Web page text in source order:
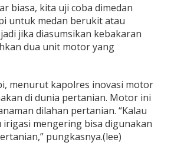
biasa, kita uji coba dimedan
untuk medan berukit atau
jika diasumsikan kebakaran
dua unit motor yang
menurut kapolres inovasi motor
di dunia pertanian. Motor ini
dilahan pertanian. “Kalau
mengering bisa digunakan
pungkasnya.(lee)